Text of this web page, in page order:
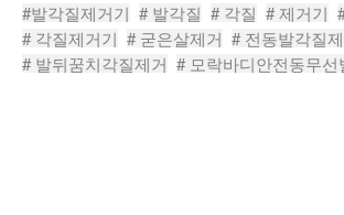
#발각질제거기 # 발각질 # 각질 # 제거기
# 각질제거기 # 굳은살제거 # 전동발각질
# 발뒤꿈치각질제거 # 모락바디안전동무선